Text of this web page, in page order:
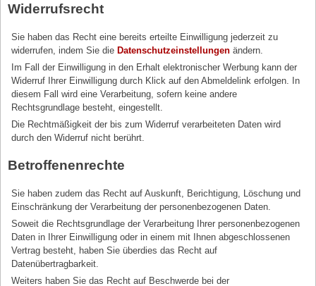
Widerrufsrecht
Sie haben das Recht eine bereits erteilte Einwilligung jederzeit zu
widerrufen, indem Sie dieDatenschutzeinstellungen ändern.
Im Fall der Einwilligung in den Erhalt elektronischer Werbung kann der
Widerruf Ihrer Einwilligung durch Klick auf den Abmeldelink erfolgen. In
diesem Fall wird eine Verarbeitung, sofern keine andere
Rechtsgrundlage besteht, eingestellt.
Die Rechtmäßigkeit der bis zum Widerruf verarbeiteten Daten wird
durch den Widerruf nicht berührt.
Betroffenenrechte
Sie haben zudem das Recht auf Auskunft, Berichtigung, Löschung und
Einschränkung der Verarbeitung der personenbezogenen Daten.
Soweit die Rechtsgrundlage der Verarbeitung Ihrer personenbezogenen
Daten in Ihrer Einwilligung oder in einem mit Ihnen abgeschlossenen
Vertrag besteht, haben Sie überdies das Recht auf
Datenübertragbarkeit.
Weiters haben Sie das Recht auf Beschwerde bei der